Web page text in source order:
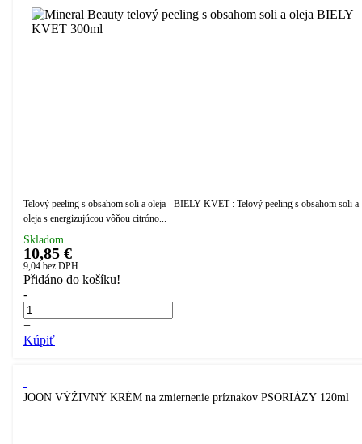
Telový peeling s obsahom soli a oleja - BIELY KVET : Telový peeling s obsahom soli a
oleja s energizujúcou vôňou citróno...
Skladom
10,85 €
9,04 bez DPH
Přidáno do košíku!
-
+
Kúpiť
JOON VÝŽIVNÝ KRÉM na zmiernenie príznakov PSORIÁZY 120ml